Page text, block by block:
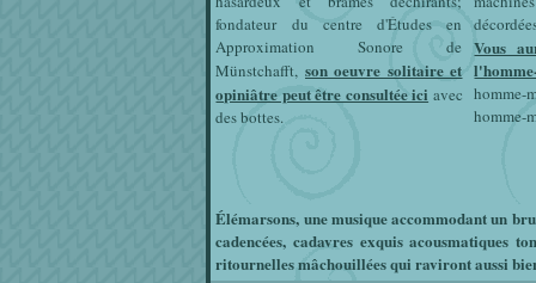
fondateur du centre d'Études en
Approximation Sonore de
Münstchafft, son oeuvre solitaire et
opiniâtre peut être consultée ici avec
des bottes.
Vous
homme-
Élémarsons, une musique accommodant un
cadencées, cadavres exquis acousmatiques
ritournelles mâchouillées qui raviront aussi